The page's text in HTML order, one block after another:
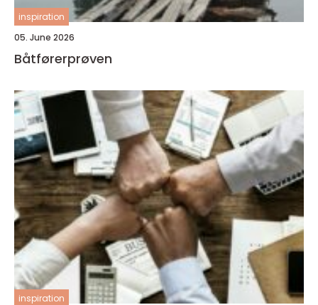
inspiration
05. June 2026
Båtførerprøven
inspiration